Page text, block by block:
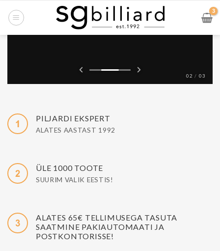
02 / 03
PILJARDI EKSPERT
ALATES AASTAST 1992
ÜLE 1000 TOOTE
SUURIM VALIK EESTIS!
ALATES 65€ TELLIMUSEGA TASUTA
SAATMINE PAKIAUTOMAATI JA
POSTKONTORISSE!